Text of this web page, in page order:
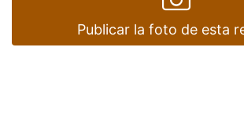
Publicar la foto de esta